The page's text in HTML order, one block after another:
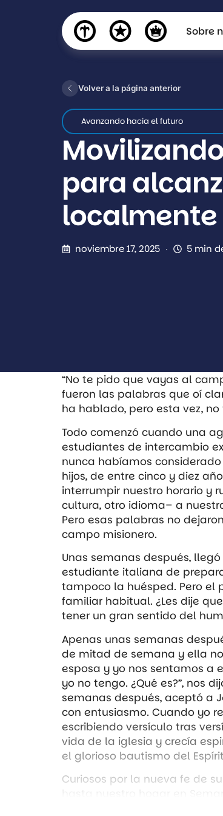
Sobre
Volver a la página anterior
Avanzando hacia el futuro
para
localmente
noviembre 17, 2025 5 min
“No te pido que vayas al
fueron las palabras que oí
ha hablado, pero esta vez,
Todo comenzó cuando una
estudiantes de intercambio
nunca habíamos
hijos, de entre cinco y diez
interrumpir nuestro horario y
cultura, otro idioma– a
Pero esas palabras no
campo misionero.
Unas semanas después,
estudiante italiana de
tampoco la huésped. Pero el
familiar habitual. ¿Les dije
tener un gran sentido del
Apenas unas semanas
de mitad de semana y ella
esposa y yo nos sentamos a
yo no tengo. ¿Qué es?”, nos
semanas después, aceptó a
con entusiasmo. Cuando yo
escribiendo versículo tras
vida de la iglesia y crecía
el glorioso bautismo del
Curiosos por la nueva fe de